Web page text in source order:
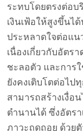
ระทบโดยตรงต่อ
เงินเฟ้อให้สูงขึ้นไ
ประหลาดใจต่อแ
เนื่องเกี่ยวกับอัตร
ชะลอตัว และการ
ยังคงเติบโตต่อไป
สามารถสร้างเงื่อ
ตำนานได้ ซึ่งอัตร
ภาวะถดถอย ด้วย